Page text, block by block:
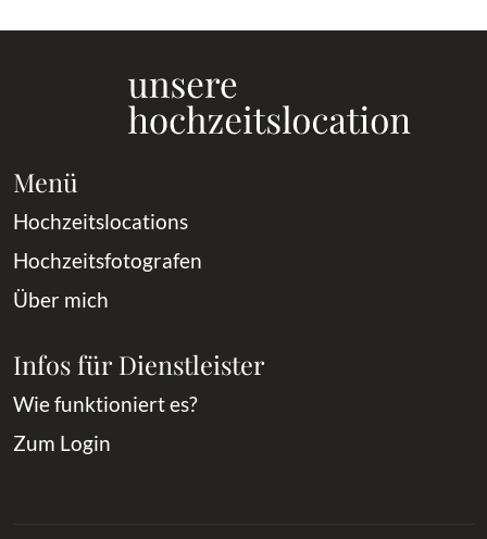
Menü
Hochzeitslocations
Hochzeitsfotografen
Über mich
Infos für Dienstleister
Wie funktioniert es?
Zum Login